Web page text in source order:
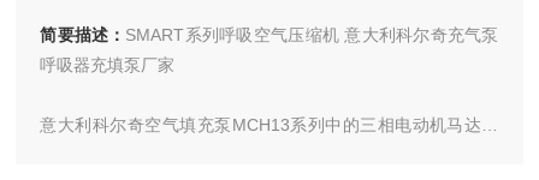
简要描述： SMART系列呼吸空气压缩机 意大利科尔奇充气泵
呼吸器充填泵厂家
意大利科尔奇空气填充泵MCH13系列中的三相电动机马达驱